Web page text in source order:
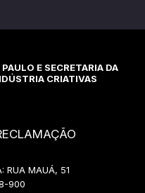
E SECRETARIA DA
CRIATIVAS
RUA MAUÁ, 51
900